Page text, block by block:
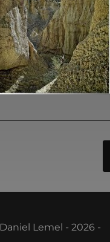
Daniel Lemel - 2026 -